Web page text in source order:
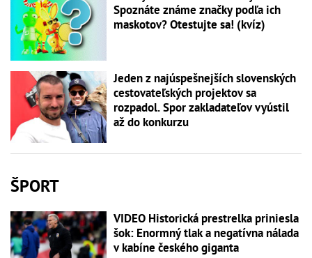
Spoznáte známe značky podľa ich
maskotov? Otestujte sa! (kvíz)
Jeden z najúspešnejších slovenských
cestovateľských projektov sa
rozpadol. Spor zakladateľov vyústil
až do konkurzu
ŠPORT
VIDEO Historická prestrelka priniesla
šok: Enormný tlak a negatívna nálada
v kabíne českého giganta